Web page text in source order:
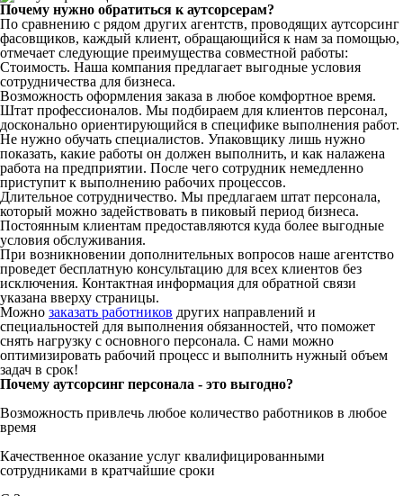
Почему нужно обратиться к аутсорсерам?
По сравнению с рядом других агентств, проводящих аутсорсинг
фасовщиков, каждый клиент, обращающийся к нам за помощью,
отмечает следующие преимущества совместной работы:
Стоимость. Наша компания предлагает выгодные условия
сотрудничества для бизнеса.
Возможность оформления заказа в любое комфортное время.
Штат профессионалов. Мы подбираем для клиентов персонал,
досконально ориентирующийся в специфике выполнения работ.
Не нужно обучать специалистов. Упаковщику лишь нужно
показать, какие работы он должен выполнить, и как налажена
работа на предприятии. После чего сотрудник немедленно
приступит к выполнению рабочих процессов.
Длительное сотрудничество. Мы предлагаем штат персонала,
который можно задействовать в пиковый период бизнеса.
Постоянным клиентам предоставляются куда более выгодные
условия обслуживания.
При возникновении дополнительных вопросов наше агентство
проведет бесплатную консультацию для всех клиентов без
исключения. Контактная информация для обратной связи
указана вверху страницы.
Можно заказать работников других направлений и
специальностей для выполнения обязанностей, что поможет
снять нагрузку с основного персонала. С нами можно
оптимизировать рабочий процесс и выполнить нужный объем
задач в срок!
Почему аутсорсинг персонала - это выгодно?
Возможность привлечь любое количество работников в любое
время
Качественное оказание услуг квалифицированными
сотрудниками в кратчайшие сроки